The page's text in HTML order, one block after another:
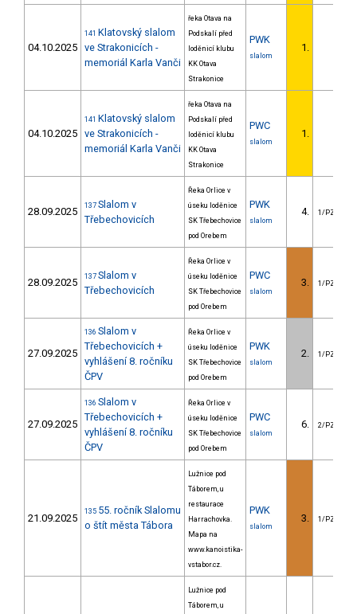
04.10.2025
141 Klatovský slalom
ve Strakonicích -
memoriál Karla Vanči
řeka Otava na
Podskalí před
loděnicí klubu
KK Otava
Strakonice
PWK
slalom
1.
04.10.2025
141 Klatovský slalom
ve Strakonicích -
memoriál Karla Vanči
řeka Otava na
Podskalí před
loděnicí klubu
KK Otava
Strakonice
PWC
slalom
1.
28.09.2025 137 Slalom v
Třebechovicích
Řeka Orlice v
úseku loděnice
SK Třebechovice
pod Orebem
PWK
slalom
4. 1/PZZ
28.09.2025 137 Slalom v
Třebechovicích
Řeka Orlice v
úseku loděnice
SK Třebechovice
pod Orebem
PWC
slalom
3. 1/PZZ
27.09.2025
136 Slalom v
Třebechovicích +
vyhlášení 8. ročníku
ČPV
Řeka Orlice v
úseku loděnice
SK Třebechovice
pod Orebem
PWK
slalom
2. 1/PZZ
27.09.2025
136 Slalom v
Třebechovicích +
vyhlášení 8. ročníku
ČPV
Řeka Orlice v
úseku loděnice
SK Třebechovice
pod Orebem
PWC
slalom
6. 2/PZZ
21.09.2025
135 55. ročník Slalomu
o štít města Tábora
Lužnice pod
Táborem, u
restaurace
Harrachovka.
Mapa na
www.kanoistika-
vstabor.cz.
PWK
slalom
3. 1/PZZ
Lužnice pod
Táborem, u